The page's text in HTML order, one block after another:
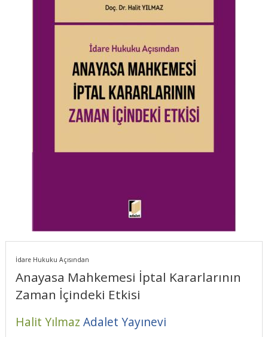
İdare Hukuku Açısından
Anayasa Mahkemesi İptal Kararlarının
Zaman İçindeki Etkisi
Halit Yılmaz Adalet Yayınevi